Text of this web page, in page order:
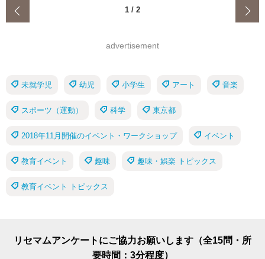
1 / 2
advertisement
未就学児 幼児 小学生 アート 音楽
スポーツ（運動） 科学 東京都
2018年11月開催のイベント・ワークショップ イベント
教育イベント 趣味 趣味・娯楽 トピックス
教育イベント トピックス
リセマムアンケートにご協力お願いします（全15問・所
要時間：3分程度）